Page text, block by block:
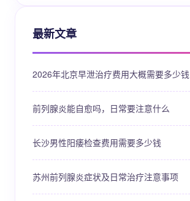
最新文章
2026年北京早泄治疗费用大概需要多少钱
前列腺炎能自愈吗，日常要注意什么
长沙男性阳痿检查费用需要多少钱
苏州前列腺炎症状及日常治疗注意事项